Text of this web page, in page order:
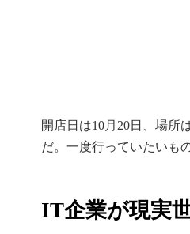
開店日は10月20日、場所
だ。一度行っていたいも
IT企業が現実